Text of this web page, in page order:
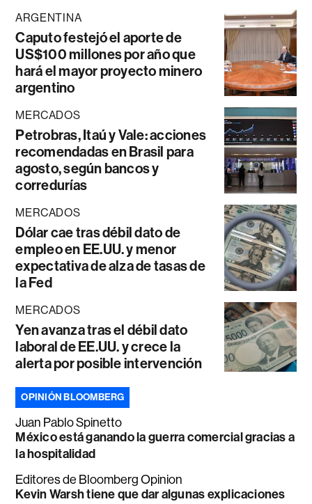
ARGENTINA
Caputo festejó el aporte de
US$100 millones por año que
hará el mayor proyecto minero
argentino
MERCADOS
Petrobras, Itaú y Vale: acciones
recomendadas en Brasil para
agosto, según bancos y
corredurías
MERCADOS
Dólar cae tras débil dato de
empleo en EE.UU. y menor
expectativa de alza de tasas de
la Fed
MERCADOS
Yen avanza tras el débil dato
laboral de EE.UU. y crece la
alerta por posible intervención
OPINIÓN BLOOMBERG
Juan Pablo Spinetto
México está ganando la guerra comercial gracias a
la hospitalidad
Editores de Bloomberg Opinion
Kevin Warsh tiene que dar algunas explicaciones